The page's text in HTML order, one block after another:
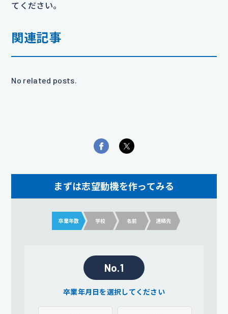
てください。
関連記事
No related posts.
まずは志望動機を作ってみる
卒業年数 学校 名前 連絡先
No.1
卒業年月日を選択してください